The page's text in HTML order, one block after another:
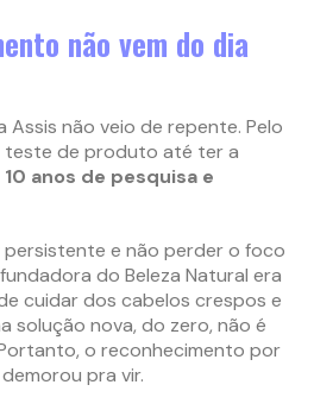
não vem do dia
Assis não veio de repente. Pelo
teste de produto até ter a
10 anos de pesquisa e
persistente e não perder o foco
do Beleza Natural era
cuidar dos cabelos crespos e
solução nova, do zero, não é
o reconhecimento por
pra vir.